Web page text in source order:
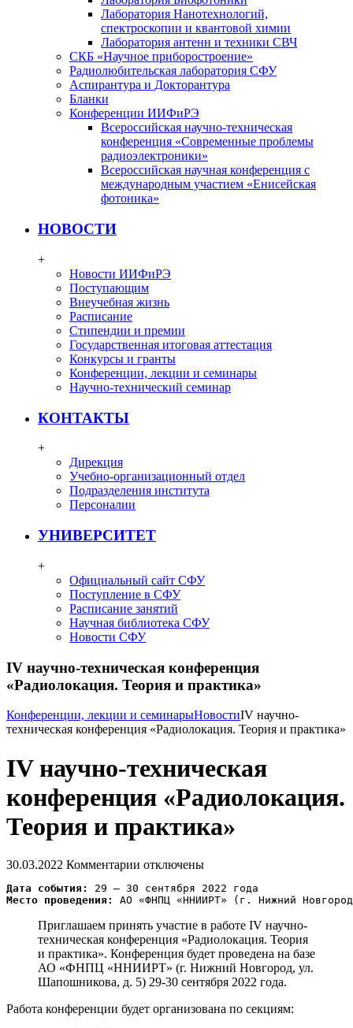
Лаборатория Нанотехнологий,
спектроскопии и квантовой химии
Лаборатория антенн и техники СВЧ
СКБ «Научное приборостроение»
Радиолюбительская лаборатория СФУ
Аспирантура и Докторантура
Бланки
Конференции ИИФиРЭ
Всероссийская научно-техническая
конференция «Современные проблемы
радиоэлектроники»
Всероссийская научная конференция с
международным участием «Енисейская
фотоника»
НОВОСТИ
+
Новости ИИФиРЭ
Поступающим
Внеучебная жизнь
Расписание
Стипендии и премии
Государственная итоговая аттестация
Конкурсы и гранты
Конференции, лекции и семинары
Научно-технический семинар
КОНТАКТЫ
+
Дирекция
Учебно-организационный отдел
Подразделения института
Персоналии
УНИВЕРСИТЕТ
+
Официальный сайт СФУ
Поступление в СФУ
Расписание занятий
Научная библиотека СФУ
Новости СФУ
IV научно-техническая конференция
«Радиолокация. Теория и практика»
Конференции, лекции и семинарыНовостиIV научно-
техническая конференция «Радиолокация. Теория и практика»
IV научно-техническая
конференция «Радиолокация.
Теория и практика»
30.03.2022 Комментарии отключены
Дата события:
Место проведения:
Приглашаем принять участие в работе IV научно-
техническая конференция «Радиолокация. Теория
и практика». Конференция будет проведена на базе
АО «ФНПЦ «ННИИРТ» (г. Нижний Новгород, ул.
Шапошникова, д. 5) 29-30 сентября 2022 года.
Работа конференции будет организована по секциям: